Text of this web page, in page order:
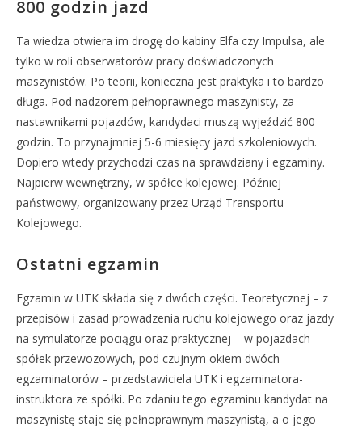
800 godzin jazd
Ta wiedza otwiera im drogę do kabiny Elfa czy Impulsa, ale
tylko w roli obserwatorów pracy doświadczonych
maszynistów. Po teorii, konieczna jest praktyka i to bardzo
długa. Pod nadzorem pełnoprawnego maszynisty, za
nastawnikami pojazdów, kandydaci muszą wyjeździć 800
godzin. To przynajmniej 5-6 miesięcy jazd szkoleniowych.
Dopiero wtedy przychodzi czas na sprawdziany i egzaminy.
Najpierw wewnętrzny, w spółce kolejowej. Później
państwowy, organizowany przez Urząd Transportu
Kolejowego.
Ostatni egzamin
Egzamin w UTK składa się z dwóch części. Teoretycznej – z
przepisów i zasad prowadzenia ruchu kolejowego oraz jazdy
na symulatorze pociągu oraz praktycznej – w pojazdach
spółek przewozowych, pod czujnym okiem dwóch
egzaminatorów – przedstawiciela UTK i egzaminatora-
instruktora ze spółki. Po zdaniu tego egzaminu kandydat na
maszynistę staje się pełnoprawnym maszynistą, a o jego